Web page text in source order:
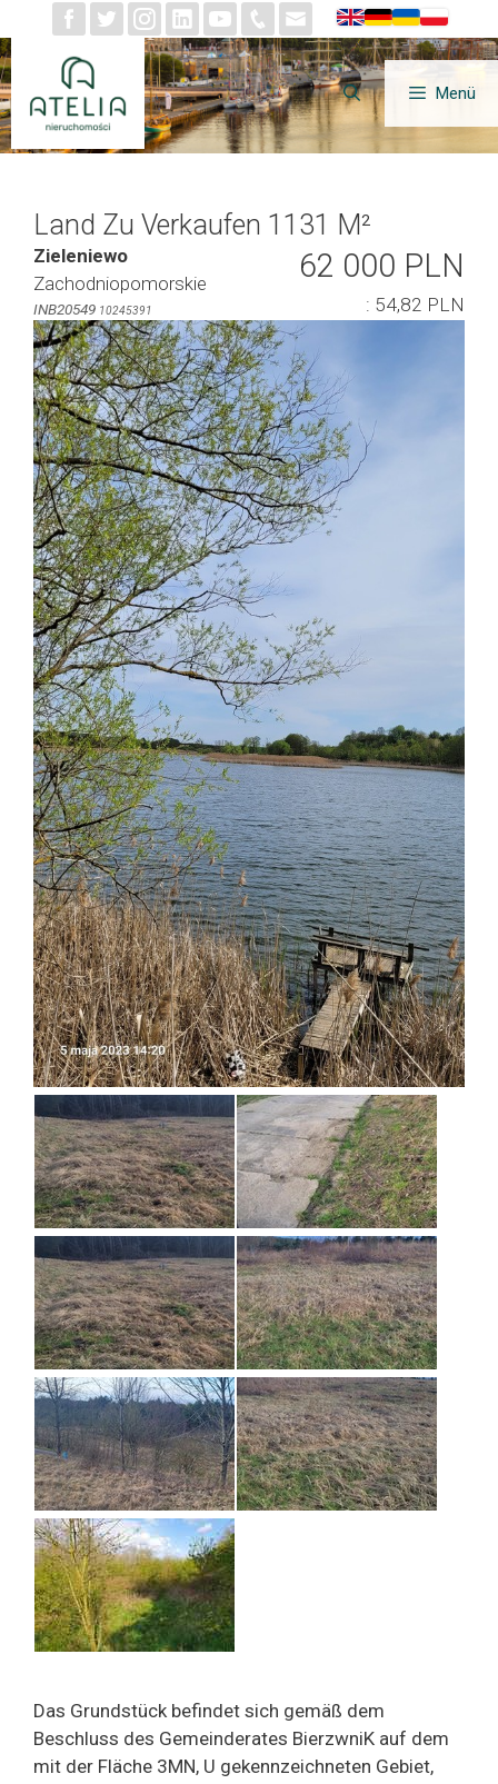
Inhalt
springen
Menü
Land Zu Verkaufen 1131 M²
Zieleniewo
Zachodniopomorskie
INB20549 10245391
62 000 PLN
: 54,82 PLN
Das Grundstück befindet sich gemäß dem
Beschluss des Gemeinderates BierzwniK auf dem
mit der Fläche 3MN, U gekennzeichneten Gebiet,